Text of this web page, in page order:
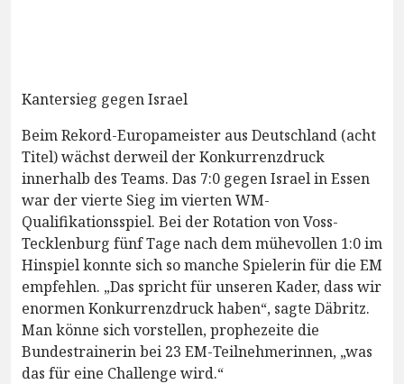
Kantersieg gegen Israel
Beim Rekord-Europameister aus Deutschland (acht
Titel) wächst derweil der Konkurrenzdruck
innerhalb des Teams. Das 7:0 gegen Israel in Essen
war der vierte Sieg im vierten WM-
Qualifikationsspiel. Bei der Rotation von Voss-
Tecklenburg fünf Tage nach dem mühevollen 1:0 im
Hinspiel konnte sich so manche Spielerin für die EM
empfehlen. „Das spricht für unseren Kader, dass wir
enormen Konkurrenzdruck haben“, sagte Däbritz.
Man könne sich vorstellen, prophezeite die
Bundestrainerin bei 23 EM-Teilnehmerinnen, „was
das für eine Challenge wird.“